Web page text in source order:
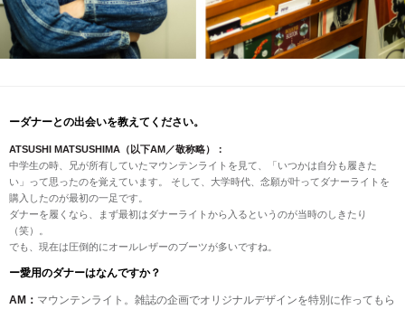
ーダナーとの出会いを教えてください。
ATSUSHI MATSUSHIMA（以下AM／敬称略）：
中学生の時、兄が所有していたマウンテンライトを見て、「いつかは自分も履きた
い」って思ったのを覚えています。 そして、大学時代、念願が叶ってダナーライトを
購入したのが最初の一足です。
ダナーを履くなら、まず最初はダナーライトから入るというのが当時のしきたり
（笑）。
でも、現在は圧倒的にオールレザーのブーツが多いですね。
ー愛用のダナーはなんですか？
AM： マウンテンライト。雑誌の企画でオリジナルデザインを特別に作ってもら